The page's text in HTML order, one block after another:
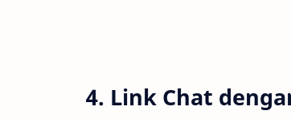
4. Link Chat